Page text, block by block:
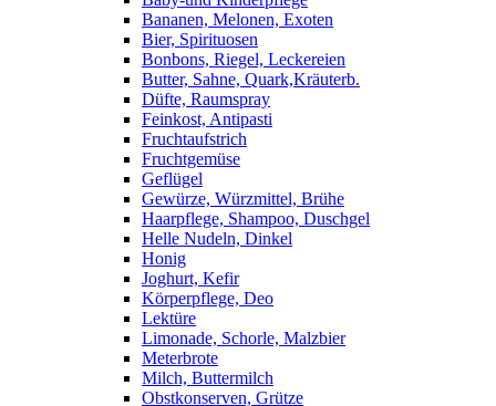
Bananen, Melonen, Exoten
Bier, Spirituosen
Bonbons, Riegel, Leckereien
Butter, Sahne, Quark,Kräuterb.
Düfte, Raumspray
Feinkost, Antipasti
Fruchtaufstrich
Fruchtgemüse
Geflügel
Gewürze, Würzmittel, Brühe
Haarpflege, Shampoo, Duschgel
Helle Nudeln, Dinkel
Honig
Joghurt, Kefir
Körperpflege, Deo
Lektüre
Limonade, Schorle, Malzbier
Meterbrote
Milch, Buttermilch
Obstkonserven, Grütze